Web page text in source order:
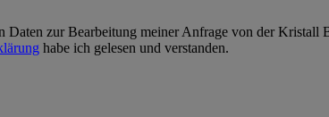
zur Bearbeitung meiner Anfrage von der
habe ich gelesen und verstanden.